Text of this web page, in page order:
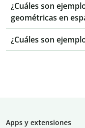
¿Cuáles son
geométricas en
¿Cuáles son
Apps y extensiones